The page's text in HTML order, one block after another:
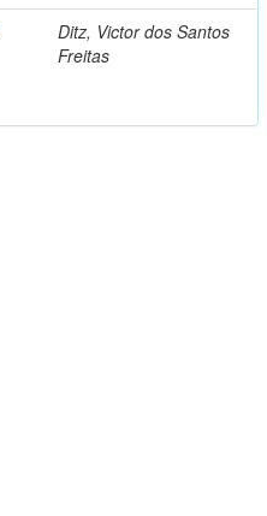
Ditz, Victor dos Santos
Freitas